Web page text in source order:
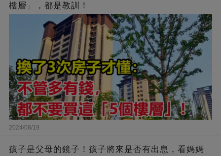
樓層」，都是教訓！
2024/08/19
孩子是父母的鏡子！孩子將來是否有出息，看媽媽